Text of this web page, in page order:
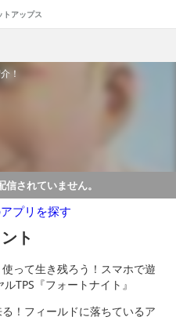
トアップス
！
されていません。
プリを探す
ト
って生き残ろう！スマホで遊
TPS『フォートナイト』
！フィールドに落ちているア